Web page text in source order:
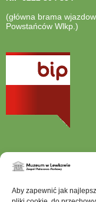
Aby zapewnić jak
(główna brama
Powstańców Wlkp.)
otwiera
nowej
Szukana